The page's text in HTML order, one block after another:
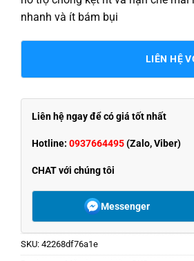
nhanh và ít bám bụi
LIÊN HỆ
Liên hệ ngay để có giá tốt nhất
Hotline: 0937664495(Zalo, Viber)
CHAT với chúng tôi
Messenger
SKU: 42268df76a1e